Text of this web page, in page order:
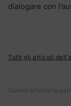
dialogare con
Tutti gli articoli
Questo articolo fa